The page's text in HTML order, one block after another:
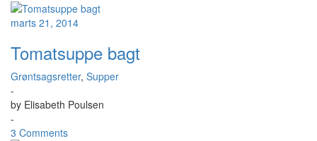
marts 21, 2014
Tomatsuppe bagt
Grøntsagsretter, Supper
-
by Elisabeth Poulsen
-
3 Comments